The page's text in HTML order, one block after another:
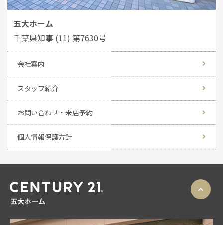
五大ホーム
千葉県知事 (11) 第7630号
会社案内
スタッフ紹介
お問い合わせ・来店予約
個人情報保護方針